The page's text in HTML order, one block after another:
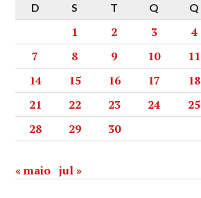
D
S T Q Q
1 2 3 4
7
8 9 10 11
14
15 16 17 18
21
22 23 24 25
28
29 30
« maio jul »